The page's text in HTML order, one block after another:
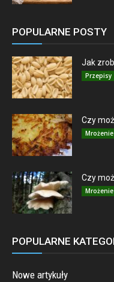
POPULARNE POSTY
Jak
Przepisy
Czy
Mrożenie
Czy
Mrożenie
POPULARNE
Nowe artykuły